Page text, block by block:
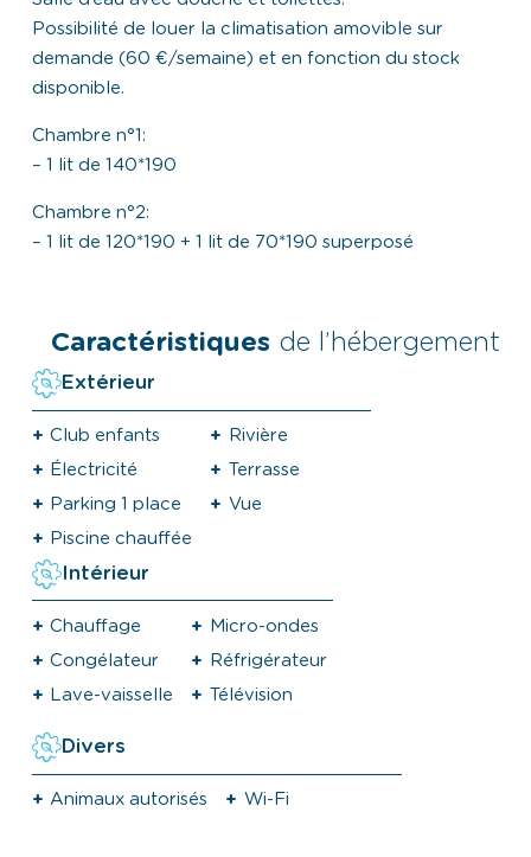
Possibilité de louer la climatisation amovible sur
demande (60 €/semaine) et en fonction du stock
disponible.
Chambre n°1:
– 1 lit de 140*190
Chambre n°2:
– 1 lit de 120*190 + 1 lit de 70*190 superposé
Caractéristiques de l’hébergement
Extérieur
Club enfants
Électricité
Parking 1 place
Piscine chauffée
Rivière
Terrasse
Vue
Intérieur
Chauffage
Congélateur
Lave-vaisselle
Micro-ondes
Réfrigérateur
Télévision
Divers
Animaux autorisés Wi-Fi